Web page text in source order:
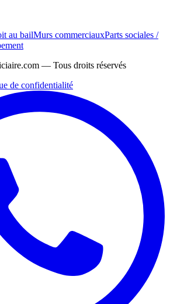
au bailMurs commerciauxParts sociales /
— Tous droits réservés
de confidentialité